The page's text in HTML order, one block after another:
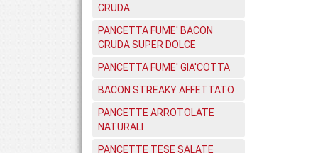
CRUDA
PANCETTA FUME' BACON
CRUDA SUPER DOLCE
PANCETTA FUME' GIA'COTTA
BACON STREAKY AFFETTATO
PANCETTE ARROTOLATE
NATURALI
PANCETTE TESE SALATE